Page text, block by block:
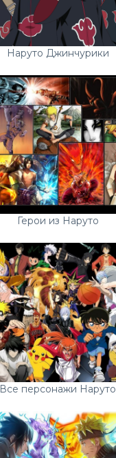
Наруто Джинчурики
Герои из Наруто
Все персонажи Наруто